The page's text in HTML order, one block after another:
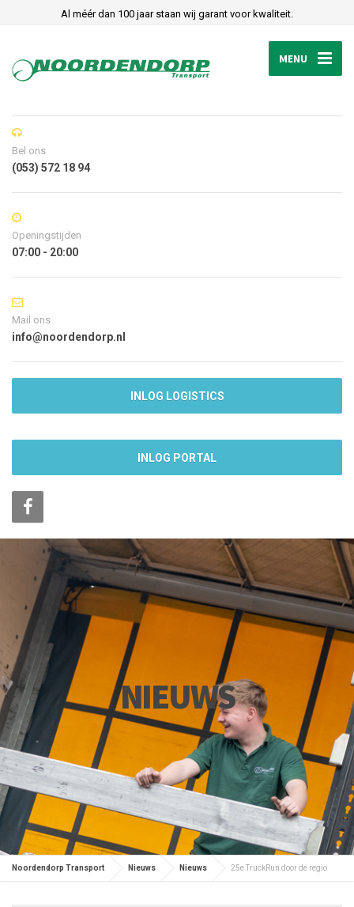
Al méér dan 100 jaar staan wij garant voor kwaliteit.
MENU
Bel ons
(053) 572 18 94
Openingstijden
07:00 - 20:00
Mail ons
info@noordendorp.nl
INLOG LOGISTICS
INLOG PORTAL
NIEUWS
Noordendorp Transport Nieuws Nieuws 25e TruckRun door de regio